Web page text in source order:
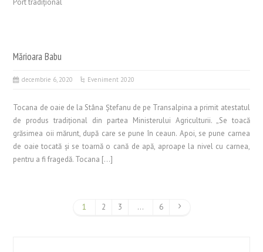
Port tradițional
Mărioara Babu
decembrie 6, 2020 Eveniment 2020
Tocana de oaie de la Stâna Ştefanu de pe Transalpina a primit atestatul
de produs tradiţional din partea Ministerului Agriculturii. „Se toacă
grăsimea oii mărunt, după care se pune în ceaun. Apoi, se pune carnea
de oaie tocată şi se toarnă o cană de apă, aproape la nivel cu carnea,
pentru a fi fragedă. Tocana […]
1 2 3 … 6